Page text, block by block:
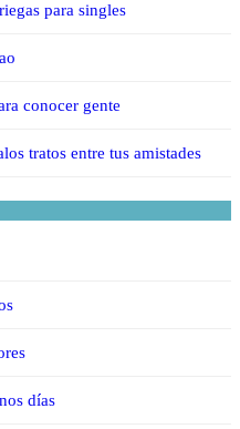
para singles
conocer gente
tratos entre tus amistades
días